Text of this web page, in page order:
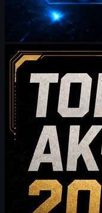
제작:William Miller
카운터 스트라이크 25
2026년에 구매할
저예산 선택부터
2026년에 구매할 가치
보세요. 합리적인 가
템까지 소개합니다.
장 가치, 구매 팁을 비
에 가장 잘 맞는 AK-
5월 20, 2026